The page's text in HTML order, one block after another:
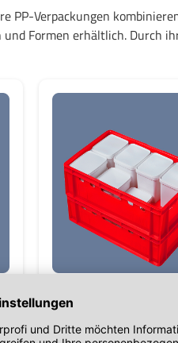
Verpackungen
Formen erhältlich.